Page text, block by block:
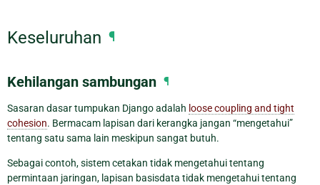
Keseluruhan ¶
Kehilangan sambungan ¶
Sasaran dasar tumpukan Django adalah loose coupling and tight
cohesion. Bermacam lapisan dari kerangka jangan “mengetahui”
tentang satu sama lain meskipun sangat butuh.
Sebagai contoh, sistem cetakan tidak mengetahui tentang
permintaan jaringan, lapisan basisdata tidak mengetahui tentang